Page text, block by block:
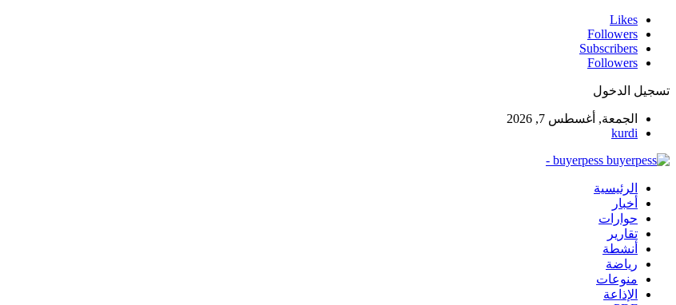
Likes
Followers
Subscribers
Followers
تسجيل الدخول
الجمعة, أغسطس 7, 2026
kurdi
buyerpess -
الرئيسية
أخبار
حوارات
تقارير
أنشطة
رياضة
منوعات
الإذاعة